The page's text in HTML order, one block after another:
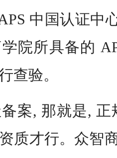
中国认证中
院所具备的
查验。
案, 那就是,
质才行。众智